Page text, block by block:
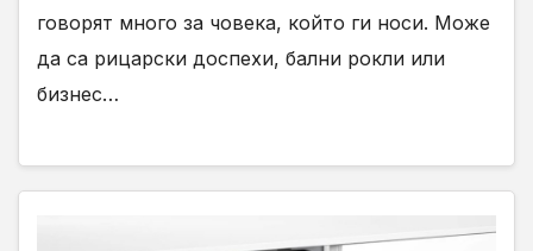
говорят много за човека, който ги носи. Може
да са рицарски доспехи, бални рокли или
бизнес…